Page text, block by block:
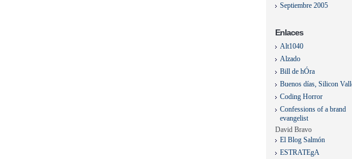
Septiembre 2005
Enlaces
Alt1040
Alzado
Bill de hÓra
Buenos días, Silicon
Coding Horror
Confessions of a brand
evangelist
David Bravo
El Blog Salmón
ESTRATEgA